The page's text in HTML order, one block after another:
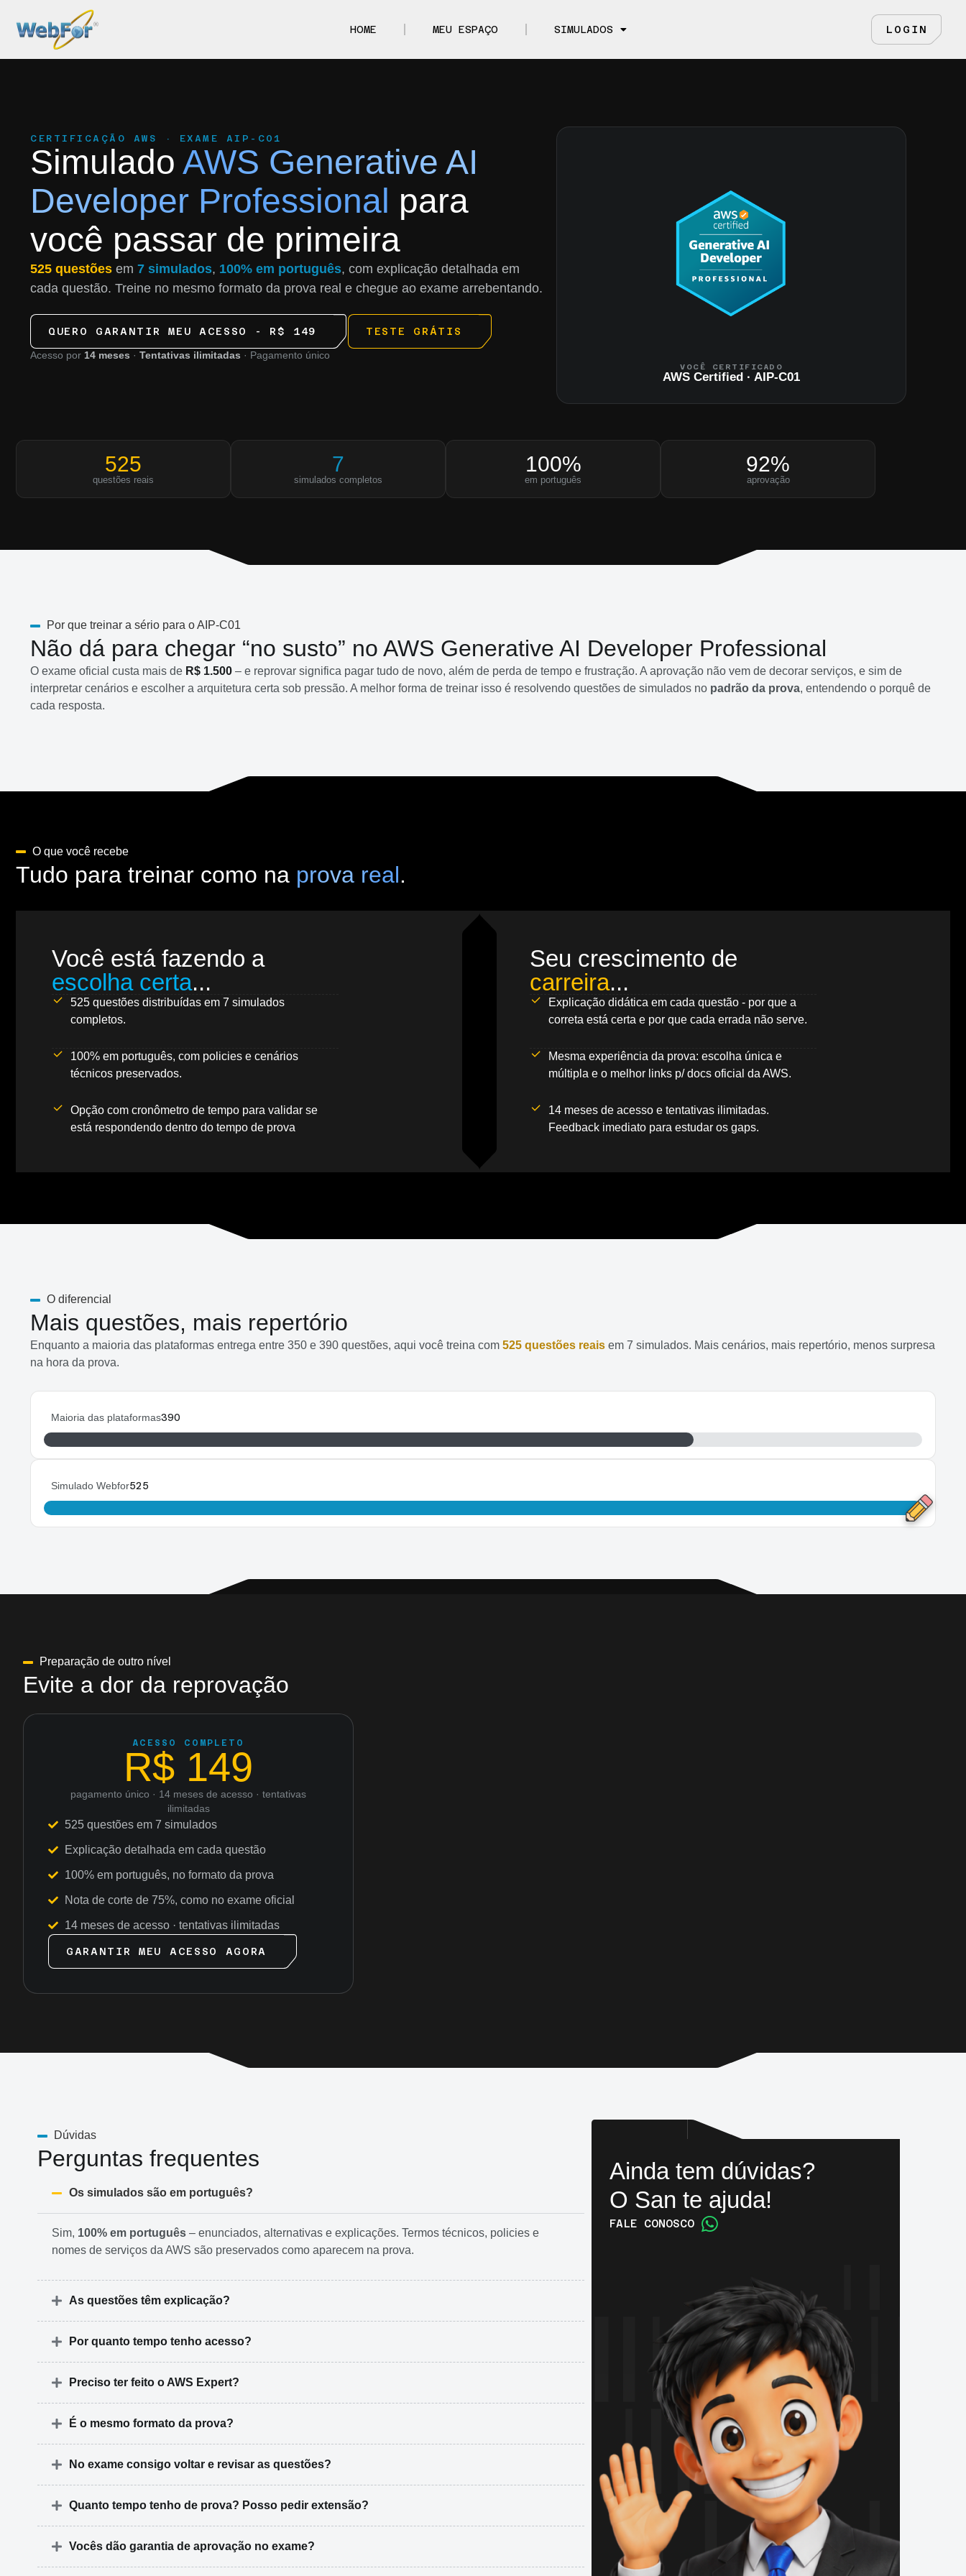
HOME MEU ESPAÇO SIMULADOS LOGIN
CERTIFICAÇÃO AWS · EXAME AIP-C01
Simulado AWS Generative AI
Developer Professional para
você passar de primeira
525 questões em 7 simulados, 100% em português, com explicação detalhada em
cada questão. Treine no mesmo formato da prova real e chegue ao exame arrebentando.
QUERO GARANTIR MEU ACESSO - R$ 149 TESTE GRÁTIS
Acesso por 14 meses · Tentativas ilimitadas · Pagamento único
VOCÊ CERTIFICADO
AWS Certified · AIP-C01
525
questões reais
7
simulados completos
100%
em português
92%
aprovação
Por que treinar a sério para o AIP-C01
Não dá para chegar “no susto” no AWS Generative AI Developer Professional
O exame oficial custa mais de R$ 1.500 – e reprovar significa pagar tudo de novo, além de perda de tempo e frustração. A aprovação não vem de decorar serviços, e sim de
interpretar cenários e escolher a arquitetura certa sob pressão. A melhor forma de treinar isso é resolvendo questões de simulados no padrão da prova, entendendo o porquê de
cada resposta.
O que você recebe
Tudo para treinar como na prova real.
Você está fazendo a
escolha certa...
525 questões distribuídas em 7 simulados
completos.
100% em português, com policies e cenários
técnicos preservados.
Opção com cronômetro de tempo para validar se
está respondendo dentro do tempo de prova
Seu crescimento de
carreira...
Explicação didática em cada questão - por que a
correta está certa e por que cada errada não serve.
Mesma experiência da prova: escolha única e
múltipla e o melhor links p/ docs oficial da AWS.
14 meses de acesso e tentativas ilimitadas.
Feedback imediato para estudar os gaps.
O diferencial
Mais questões, mais repertório
Enquanto a maioria das plataformas entrega entre 350 e 390 questões, aqui você treina com 525 questões reais em 7 simulados. Mais cenários, mais repertório, menos surpresa
na hora da prova.
Maioria das plataformas390
Simulado Webfor525
Preparação de outro nível
Evite a dor da reprovação
ACESSO COMPLETO
R$ 149
pagamento único · 14 meses de acesso · tentativas
ilimitadas
525 questões em 7 simulados
Explicação detalhada em cada questão
100% em português, no formato da prova
Nota de corte de 75%, como no exame oficial
14 meses de acesso · tentativas ilimitadas
GARANTIR MEU ACESSO AGORA
Dúvidas
Perguntas frequentes
Os simulados são em português?
Sim, 100% em português – enunciados, alternativas e explicações. Termos técnicos, policies e
nomes de serviços da AWS são preservados como aparecem na prova.
As questões têm explicação?
Por quanto tempo tenho acesso?
Preciso ter feito o AWS Expert?
É o mesmo formato da prova?
No exame consigo voltar e revisar as questões?
Quanto tempo tenho de prova? Posso pedir extensão?
Vocês dão garantia de aprovação no exame?
Ainda tem dúvidas?
O San te ajuda!
FALE CONOSCO